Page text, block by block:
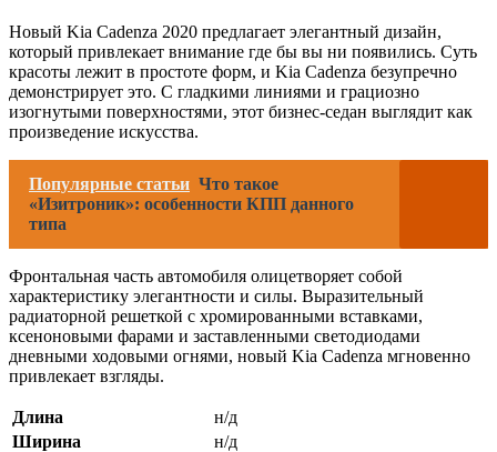
Новый Kia Cadenza 2020 предлагает элегантный дизайн,
который привлекает внимание где бы вы ни появились. Суть
красоты лежит в простоте форм, и Kia Cadenza безупречно
демонстрирует это. С гладкими линиями и грациозно
изогнутыми поверхностями, этот бизнес-седан выглядит как
произведение искусства.
Популярные статьи Что такое
«Изитроник»: особенности КПП данного
типа
Фронтальная часть автомобиля олицетворяет собой
характеристику элегантности и силы. Выразительный
радиаторной решеткой с хромированными вставками,
ксеноновыми фарами и заставленными светодиодами
дневными ходовыми огнями, новый Kia Cadenza мгновенно
привлекает взгляды.
Длина
н/д
Ширина
н/д